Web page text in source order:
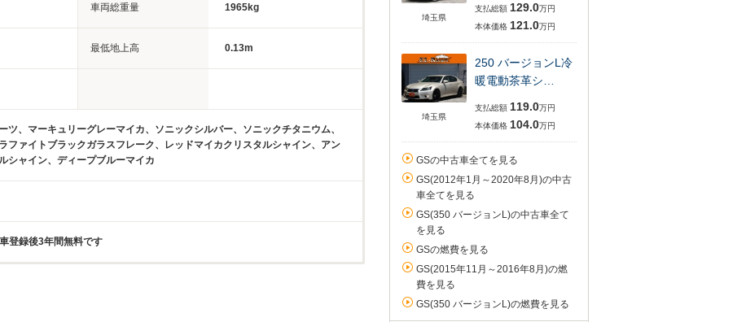
車両総重量 1965kg
最低地上高 0.13m
ツ、マーキュリーグレーマイカ、ソニックシルバー、ソニックチタニウム、
ファイトブラックガラスフレーク、レッドマイカクリスタルシャイン、アン
シャイン、ディープブルーマイカ
登録後3年間無料です
埼玉県
支払総額 129.0万円
本体価格 121.0万円
埼玉県
250 バージョンL冷
暖電動茶革シ…
支払総額 119.0万円
本体価格 104.0万円
GSの中古車全てを見る
GS(2012年1月～2020年8月)の中古
車全てを見る
GS(350 バージョンL)の中古車全て
を見る
GSの燃費を見る
GS(2015年11月～2016年8月)の燃
費を見る
GS(350 バージョンL)の燃費を見る